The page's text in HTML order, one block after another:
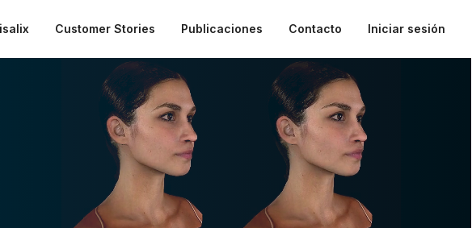
Customer Stories Publicaciones Contacto Iniciar sesión